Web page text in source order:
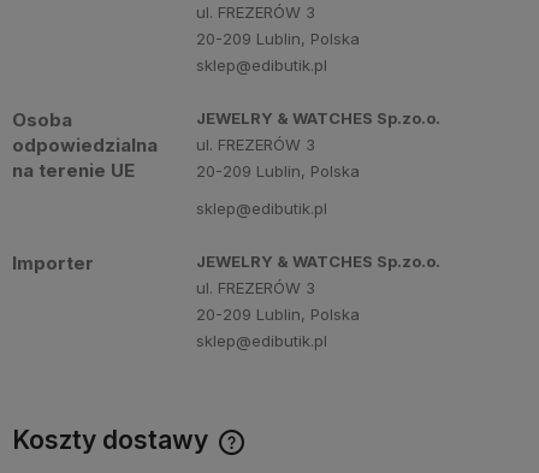
ul. FREZERÓW 3
20-209 Lublin, Polska
sklep@edibutik.pl
Osoba
odpowiedzialna
na terenie UE
JEWELRY & WATCHES Sp.zo.o.
ul. FREZERÓW 3
20-209 Lublin, Polska
sklep@edibutik.pl
Importer
JEWELRY & WATCHES Sp.zo.o.
ul. FREZERÓW 3
20-209 Lublin, Polska
sklep@edibutik.pl
Koszty dostawy